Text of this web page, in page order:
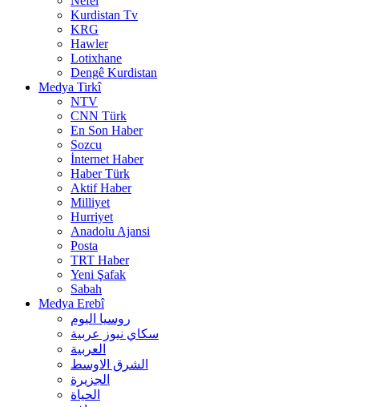
Kurdistan Tv
KRG
Hawler
Lotixhane
Dengê Kurdistan
Medya Tirkî
NTV
CNN Türk
En Son Haber
Sozcu
İnternet Haber
Haber Türk
Aktif Haber
Milliyet
Hurriyet
Anadolu Ajansi
Posta
TRT Haber
Yeni Şafak
Sabah
Medya Erebî
روسیا الیوم
سكاي نيوز عربية
العربية
الشرق الاوسط
الجزيرة
الحیاة